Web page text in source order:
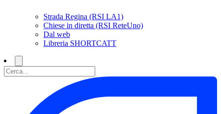
Strada Regina (RSI LA1)
Chiese in diretta (RSI ReteUno)
Dal web
Libreria SHORTCATT